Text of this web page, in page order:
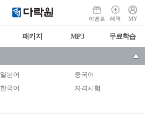
이벤트 혜택 MY
패키지 MP3 무료학습
일본어
중국어
한국어
자격시험